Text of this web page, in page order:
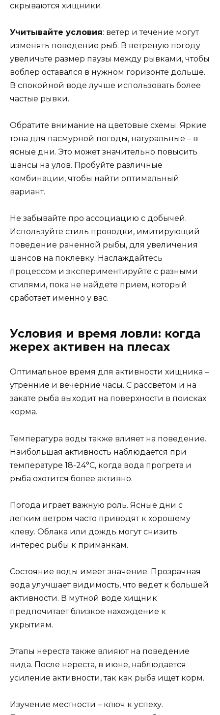
скрываются хищники.
Учитывайте условия: ветер и течение могут
изменять поведение рыб. В ветреную погоду
увеличьте размер паузы между рывками, чтобы
воблер оставался в нужном горизонте дольше.
В спокойной воде лучше использовать более
частые рывки.
Обратите внимание на цветовые схемы. Яркие
тона для пасмурной погоды, натуральные – в
ясные дни. Это может значительно повысить
шансы на улов. Пробуйте различные
комбинации, чтобы найти оптимальный
вариант.
Не забывайте про ассоциацию с добычей.
Используйте стиль проводки, имитирующий
поведение раненной рыбы, для увеличения
шансов на поклевку. Наслаждайтесь
процессом и экспериментируйте с разными
стилями, пока не найдете прием, который
сработает именно у вас.
Условия и время ловли: когда
жерех активен на плесах
Оптимальное время для активности хищника –
утренние и вечерние часы. С рассветом и на
закате рыба выходит на поверхности в поисках
корма.
Температура воды также влияет на поведение.
Наибольшая активность наблюдается при
температуре 18-24°C, когда вода прогрета и
рыба охотится более активно.
Погода играет важную роль. Ясные дни с
легким ветром часто приводят к хорошему
клеву. Облака или дождь могут снизить
интерес рыбы к приманкам.
Состояние воды имеет значение. Прозрачная
вода улучшает видимость, что ведет к большей
активности. В мутной воде хищник
предпочитает близкое нахождение к
укрытиям.
Этапы нереста также влияют на поведение
вида. После нереста, в июне, наблюдается
усиление активности, так как рыба ищет корм.
Изучение местности – ключ к успеху.